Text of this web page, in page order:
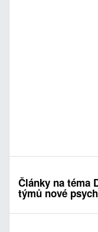
Články na téma
týmů nové